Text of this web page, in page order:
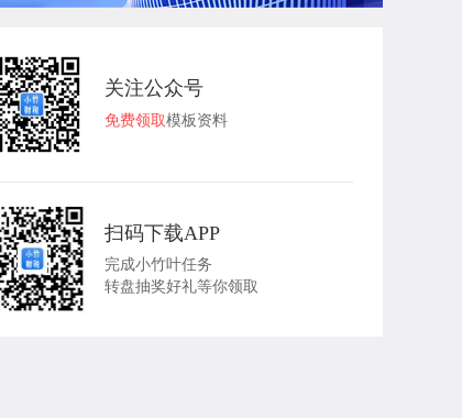
关注公众号
免费领取模板资料
扫码下载APP
完成小竹叶任务
转盘抽奖好礼等你领取